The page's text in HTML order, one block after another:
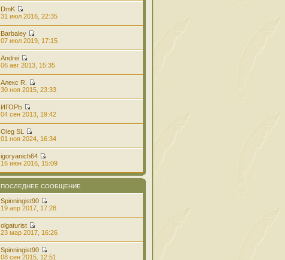
DmK
31 июл 2016, 22:35
Barbaley
07 июл 2019, 17:15
Andrei
06 авг 2013, 15:35
Алекс R.
30 ноя 2015, 23:33
ИГОРЬ
04 сен 2013, 19:42
Oleg SL
01 ноя 2024, 16:34
igoryanich64
16 июн 2016, 15:09
ПОСЛЕДНЕЕ СООБЩЕНИЕ
Spinningist90
19 апр 2017, 17:28
olgaturist
23 мар 2017, 16:26
Spinningist90
08 сен 2015, 12:51